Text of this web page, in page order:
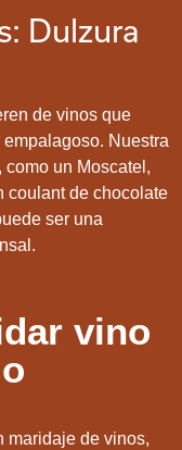
Dulzura
de vinos que
Nuestra
un Moscatel,
coulant de chocolate
ser una
vino
maridaje de vinos,